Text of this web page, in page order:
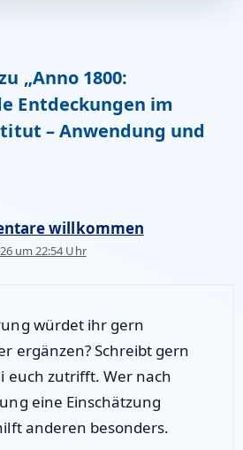
„Anno 1800:
Entdeckungen im
– Anwendung und
willkommen
um 22:54 Uhr
würdet ihr gern
ergänzen? Schreibt gern
euch zutrifft. Wer nach
eine Einschätzung
anderen besonders.